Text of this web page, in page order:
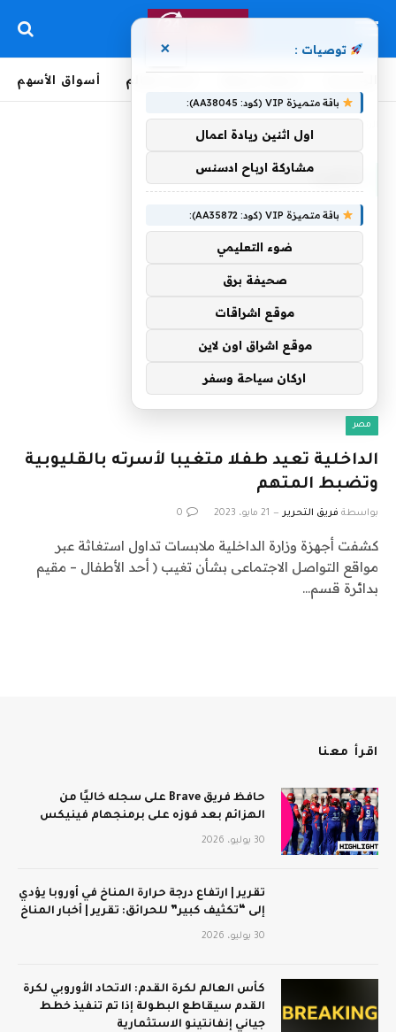
أخبار العالم أسواق الأسهم
متغيبا
مصر
الداخلية تعيد طفلا متغيبا لأسرته بالقليوبية
وتضبط المتهم
بواسطة فريق التحرير 21 مايو، 2023 0
كشفت أجهزة وزارة الداخلية ملابسات تداول استغاثة عبر
مواقع التواصل الاجتماعى بشأن تغيب ( أحد الأطفال – مقيم
بدائرة قسم…
اقرأ معنا
حافظ فريق Brave على سجله خاليًا من
الهزائم بعد فوزه على برمنجهام فينيكس
30 يوليو، 2026
تقرير | ارتفاع درجة حرارة المناخ في أوروبا يؤدي
إلى “تكثيف كبير” للحرائق: تقرير | أخبار المناخ
30 يوليو، 2026
كأس العالم لكرة القدم: الاتحاد الأوروبي لكرة
القدم سيقاطع البطولة إذا تم تنفيذ خطط
جياني إنفانتينو الاستثمارية
توصيات : ×
باقة متميزة VIP (كود: AA38045):
اول اثنين ريادة اعمال
مشاركة ارباح ادسنس
باقة متميزة VIP (كود: AA35872):
ضوء التعليمي
صحيفة برق
موقع اشراقات
موقع اشراق اون لاين
اركان سياحة وسفر